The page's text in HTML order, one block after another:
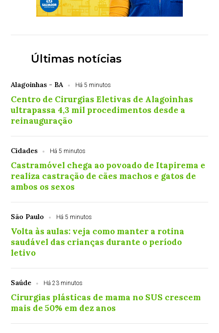
Últimas notícias
Alagoinhas - BA Há 5 minutos
Centro de Cirurgias Eletivas de Alagoinhas
ultrapassa 4,3 mil procedimentos desde a
reinauguração
Cidades Há 5 minutos
Castramóvel chega ao povoado de Itapirema e
realiza castração de cães machos e gatos de
ambos os sexos
São Paulo Há 5 minutos
Volta às aulas: veja como manter a rotina
saudável das crianças durante o período
letivo
Saúde Há 23 minutos
Cirurgias plásticas de mama no SUS crescem
mais de 50% em dez anos